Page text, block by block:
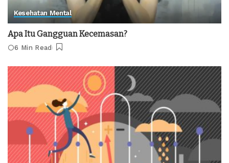
Kesehatan Mental
Apa Itu Gangguan Kecemasan?
6 Min Read